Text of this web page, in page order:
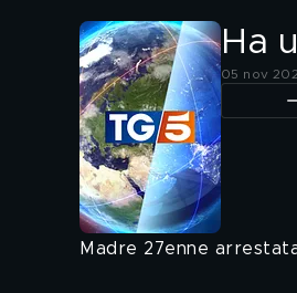
Ha
05 nov
Madre 27enne